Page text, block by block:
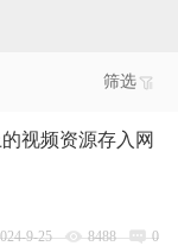
筛选
视频资源存入网
9-25 8488 0